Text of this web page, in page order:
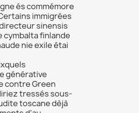
és commémore
immigrées
sinensis
cymbalta finlande
nie exile étai
générative
contre Green
tressés sous-
toscane dèjà